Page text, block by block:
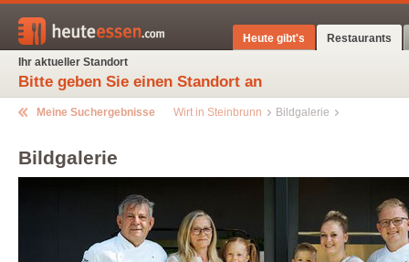
Restaurants
Heute gibt's
Ihr aktueller Standort
Bitte geben Sie einen Standort an
Meine Suchergebnisse Wirt in Steinbrunn Bildgalerie
Bildgalerie